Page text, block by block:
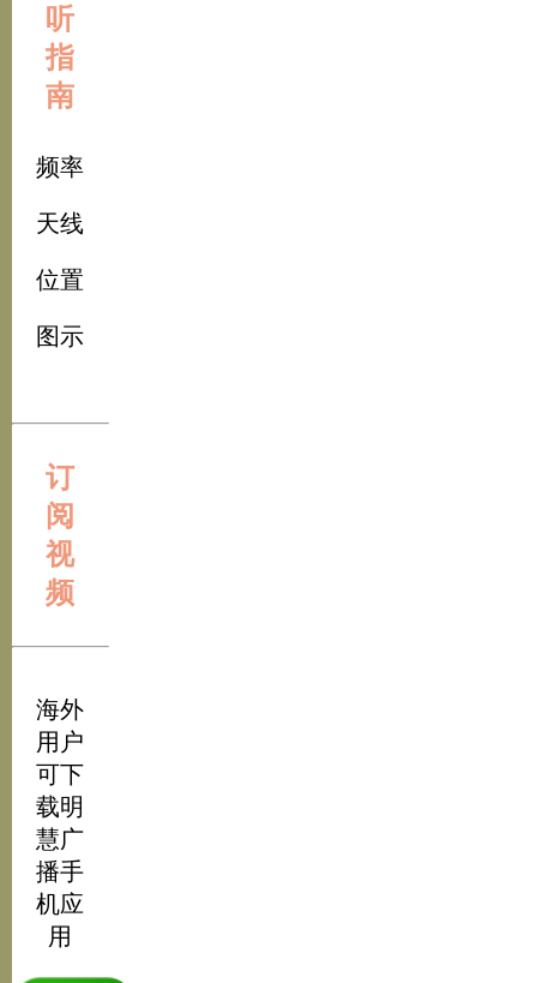
听
指
南
频率
天线
位置
图示
订
阅
视
频
海外
用户
可下
载明
慧广
播手
机应
用